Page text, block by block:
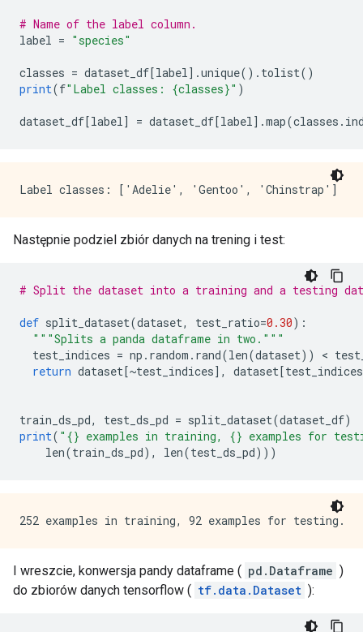
# Name of the label column.
label = "species"
classes = dataset_df[label].unique(). tolist()
print(f"Label classes: {classes}" )
dataset_df[label] = dataset_df[label].map(classes .
Następnie podziel zbiór danych na trening i test:
# Split the dataset into a training and a testing
def split_dataset(dataset, test_ratio=0.30):
"""Splits a panda dataframe in two."""
test_indices = np . random . rand(len(dataset)) <
return dataset[~test_indices], dataset[test_indices
train_ds_pd, test_ds_pd = split_dataset(dataset_df)
print( "{} examples in training, {} examples for
len(train_ds_pd), len(test_ds_pd)))
I wreszcie, konwersja pandy dataframe ( pd.Dataframe )
do zbiorów danych tensorflow ( tf.data.Dataset ):